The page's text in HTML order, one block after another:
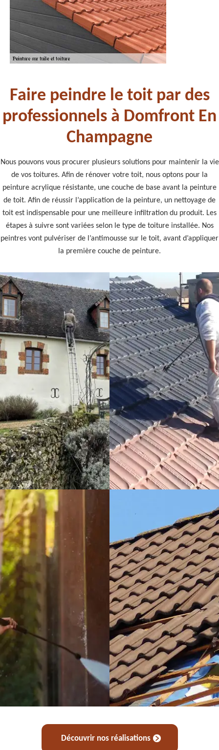
Faire peindre le toit par des
professionnels à Domfront En
Champagne
Nous pouvons vous procurer plusieurs solutions pour maintenir la vie
de vos toitures. Afin de rénover votre toit, nous optons pour la
peinture acrylique résistante, une couche de base avant la peinture
de toit. Afin de réussir l’application de la peinture, un nettoyage de
toit est indispensable pour une meilleure infiltration du produit. Les
étapes à suivre sont variées selon le type de toiture installée. Nos
peintres vont pulvériser de l’antimousse sur le toit, avant d’appliquer
la première couche de peinture.
Découvrir nos réalisations